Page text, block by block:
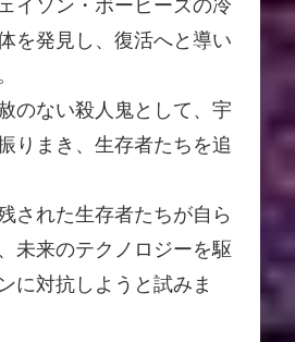
イソン・ボーヒーズの冷
を発見し、復活へと導い
のない殺人鬼として、宇
りまき、生存者たちを追
された生存者たちが自ら
未来のテクノロジーを駆
に対抗しようと試みま